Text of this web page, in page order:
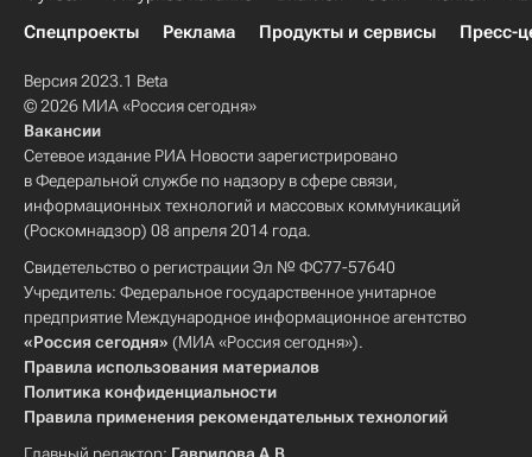
Спецпроекты
Реклама Продукты и сервисы Пресс-
Версия 2023.1 Beta
© 2026 МИА «Россия сегодня»
Вакансии
Сетевое издание РИА Новости зарегистрировано
в Федеральной службе по надзору в сфере связи,
информационных технологий и массовых коммуникаций
(Роскомнадзор) 08 апреля 2014 года.
Свидетельство о регистрации Эл № ФС77-57640
Учредитель: Федеральное государственное унитарное
предприятие Международное информационное агентство
«Россия сегодня» (МИА «Россия сегодня»).
Правила использования материалов
Политика конфиденциальности
Правила применения рекомендательных технологий